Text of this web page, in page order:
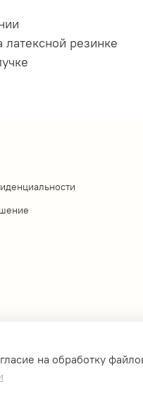
латексной резинке
на обработку